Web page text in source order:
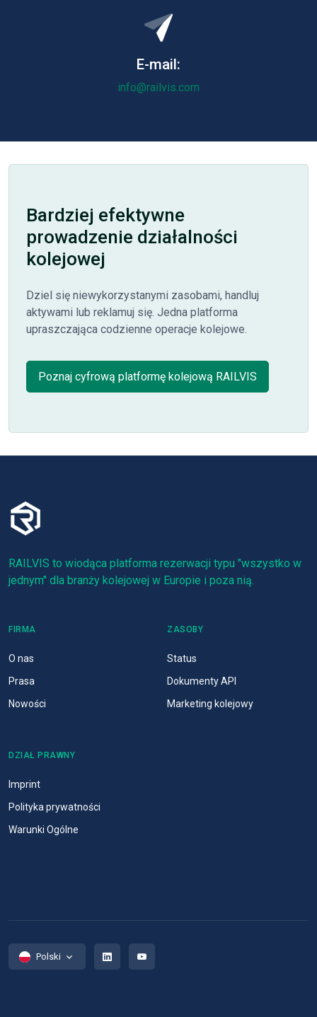
E-mail:
info@railvis.com
Bardziej efektywne
prowadzenie działalności
kolejowej
Dziel się niewykorzystanymi zasobami, handluj
aktywami lub reklamuj się. Jedna platforma
upraszczająca codzienne operacje kolejowe.
Poznaj cyfrową platformę kolejową RAILVIS
RAILVIS to wiodąca platforma rezerwacji typu "wszystko w
jednym" dla branży kolejowej w Europie i poza nią.
FIRMA
O nas
Prasa
Nowości
ZASOBY
Status
Dokumenty API
Marketing kolejowy
DZIAŁ PRAWNY
Imprint
Polityka prywatności
Warunki Ogólne
Polski